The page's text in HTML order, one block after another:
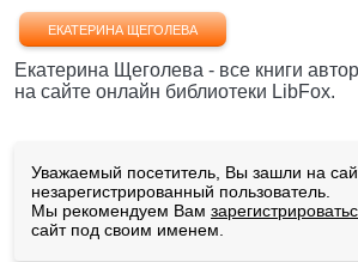
ЕКАТЕРИНА ЩЕГОЛЕВА
Екатерина Щеголева - все книги
на сайте онлайн библиотеки LibFox.
Уважаемый посетитель, Вы зашли на
незарегистрированный пользователь.
Мы рекомендуем Вам
сайт под своим именем.